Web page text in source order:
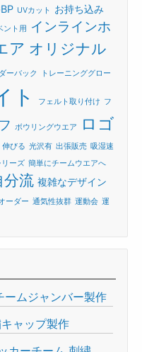
UVカット
お持ち込み
ント用
インラインホ
ア オリジナル
ーバック トレーニンググロー
ト フェルト取り付け フ
ボウリングウエア ロゴ
伸びる 光沢有 出張販売 吸湿速
ーズ 簡単にチームウエアへ
分流 複雑なデザイン
ーダー 通気性抜群 運動会 運
ームジャンバー製作
ャップ製作